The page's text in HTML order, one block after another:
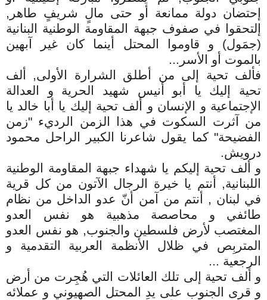
إحتضان دولة ممانعة أو حتى مالٍ شريفٍ طاهر,
إلتحقوا في صفوف جبهة المقاومة الوطنية البنانية
(جمَول) و قاوموا المحتل أينما كان غير آبهين
بالموت أو الأسر...
فألف تحية إلى من أطلق الشرارة الأولى, ألف
تحية إليك يا أبو أنيس شهيد الحرية و العدالة
الإجتماعية و الإنسان و ألف تحية إليك يا أبا خالد يا
من آثرت السكوت في هذا الزمن الرديء "زمن
الفضيحة" كما يقول شاعرنا الكبير الراحل محمود
درويش.
و ألف تحية إليكم يا شهداء جبهة المقاومة الوطنية
اللبنانية, أنتم يا خيرة الرجال الآتون من كل قرية
في لبنان , أنتم من آمن أنّ عدو الداخل من نظام
طائفي و محاصصة مذهبية هو نفس العدو
المغتصب لأرض فلسطين والجنوب, هو نفس العدو
المتربِص في ظلال الأنظمة العربية التقدمية و
الرجعية ...
و ألف تحية إلى تلك العائلات التي هُجِرت من أرض
و قرى الجنوب على يدِ المحتل الصهيوني و عملائه